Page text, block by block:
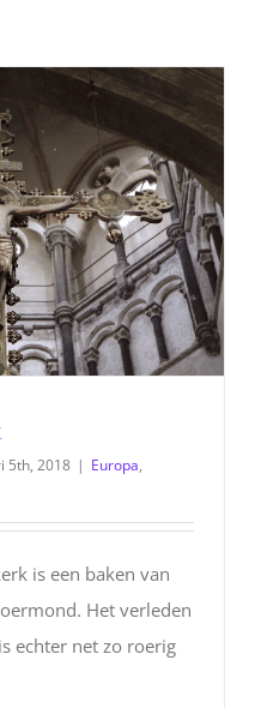
5th, 2018 | Europa,
is een baken van
Het verleden
echter net zo roerig